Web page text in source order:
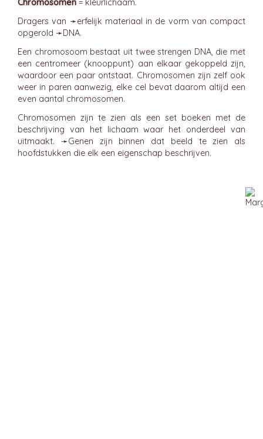
Chromosomen = kleurlichaam.
Dragers van ➛erfelijk materiaal in de vorm van compact
opgerold ➛DNA.
Een chromosoom bestaat uit twee strengen DNA, die met
een centromeer (knooppunt) aan elkaar gekoppeld zijn,
waardoor een paar ontstaat. Chromosomen zijn zelf ook
weer in paren aanwezig, elke cel bevat daarom altijd een
even aantal chromosomen.
Chromosomen zijn te zien als een set boeken met de
beschrijving van het lichaam waar het onderdeel van
uitmaakt. ➛Genen zijn binnen dat beeld te zien als
hoofdstukken die elk een eigenschap beschrijven.